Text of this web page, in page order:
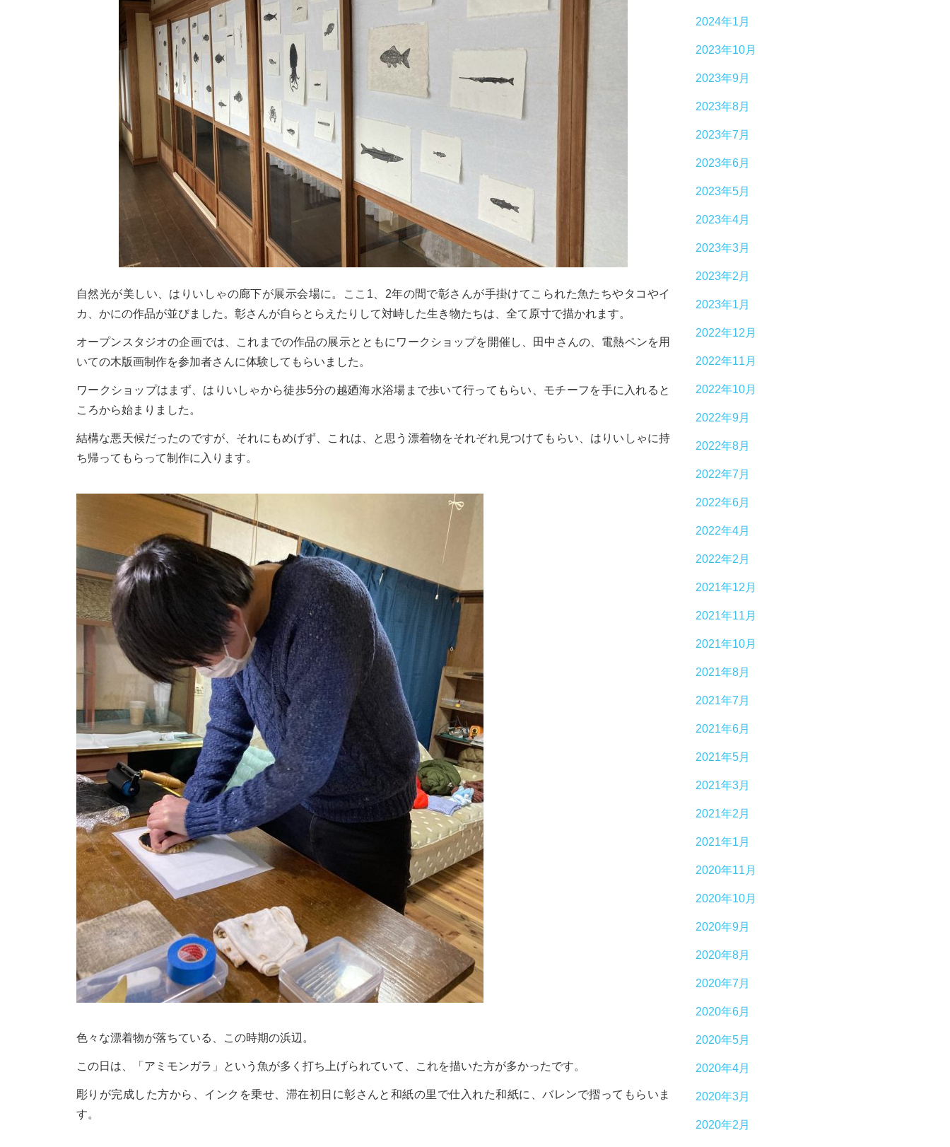
自然光が美しい、はりいしゃの廊下が展示会場に。ここ1、2年の間で彰さんが手掛けてこられた魚たちやタコやイ
カ、かにの作品が並びました。彰さんが自らとらえたりして対峙した生き物たちは、全て原寸で描かれます。
オープンスタジオの企画では、これまでの作品の展示とともにワークショップを開催し、田中さんの、電熱ペンを用
いての木版画制作を参加者さんに体験してもらいました。
ワークショップはまず、はりいしゃから徒歩5分の越廼海水浴場まで歩いて行ってもらい、モチーフを手に入れると
ころから始まりました。
結構な悪天候だったのですが、それにもめげず、これは、と思う漂着物をそれぞれ見つけてもらい、はりいしゃに持
ち帰ってもらって制作に入ります。
色々な漂着物が落ちている、この時期の浜辺。
この日は、「アミモンガラ」という魚が多く打ち上げられていて、これを描いた方が多かったです。
彫りが完成した方から、インクを乗せ、滞在初日に彰さんと和紙の里で仕入れた和紙に、バレンで摺ってもらいま
す。
2024年1月
2023年10月
2023年9月
2023年8月
2023年7月
2023年6月
2023年5月
2023年4月
2023年3月
2023年2月
2023年1月
2022年12月
2022年11月
2022年10月
2022年9月
2022年8月
2022年7月
2022年6月
2022年4月
2022年2月
2021年12月
2021年11月
2021年10月
2021年8月
2021年7月
2021年6月
2021年5月
2021年3月
2021年2月
2021年1月
2020年11月
2020年10月
2020年9月
2020年8月
2020年7月
2020年6月
2020年5月
2020年4月
2020年3月
2020年2月